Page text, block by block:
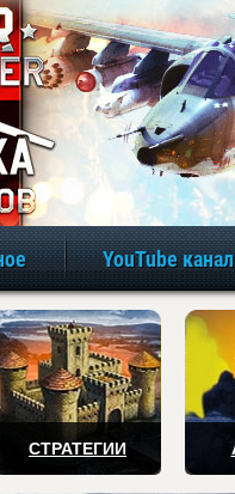
игры онлайн
YouTube канал
СТРАТЕГИИ